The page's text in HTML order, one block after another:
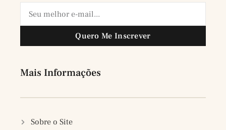
Quero Me Inscrever
Mais Informações
Sobre o Site